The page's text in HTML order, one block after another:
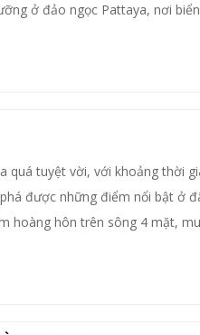
ở đảo ngọc Pattaya, nơi
quá tuyệt vời, với khoảng thời
được những điểm nổi bật ở
hoàng hôn trên sông 4 mặt,